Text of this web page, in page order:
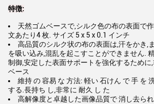
特徴:
天然ゴムベースで,シルク色の布の表面で
文あたり4 枚. サイズ 5 x 5 x 0.1 インチ
高品質のシルク状の布の表面は,汗をかき,
を吸い込み,混乱を起こすことができません.
制御,安定した表面サポートを強化するために
ベース
維持 の 容易 な 方法: 軽い 石けん で 手 を
する.長持ち し,非常に 耐久 し た
高解像度と卓越した画像品質で 消し去ら